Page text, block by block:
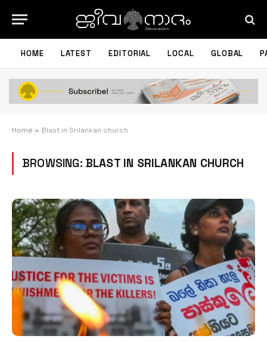
HOME LATEST EDITORIAL LOCAL GLOBAL
Home » Blast in Srilankan church
BROWSING: BLAST IN SRILANKAN CHURCH